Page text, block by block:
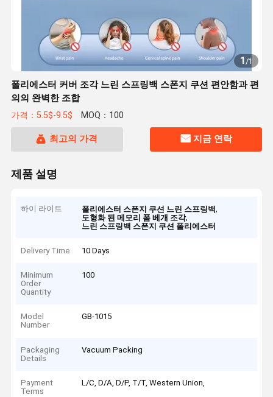
1/1
폴리에스터 커버 조각 느린 스프링백 스폰지 쿠션 편안함과 편
의의 완벽한 조합
가격：5.5$-9.5$ MOQ：100
최고의 가격 지금 연락
제품 설명
하이 라이트 폴리에스터 스폰지 쿠션 느린 스프링백,
도형화 된 메모리 폼 베개 조각,
느린 스프링백 스폰지 쿠션 폴리에스터
Delivery Time 10 Days
Minimum
Order
Quantity
100
Model
Number
GB-1015
Packaging
Details
Vacuum Packing
Payment
Terms
L/C, D/A, D/P, T/T, Western Union,